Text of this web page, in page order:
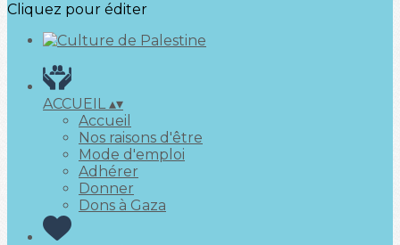
Cliquez pour éditer
ACCUEIL▴▾
Accueil
Nos raisons d'être
Mode d'emploi
Adhérer
Donner
Dons à Gaza